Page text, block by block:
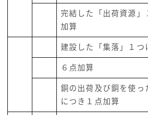
完結した「出荷資源」
加算
建設した「集落」１つ
６点加算
銅の出荷及び銅を使っ
につき１点加算